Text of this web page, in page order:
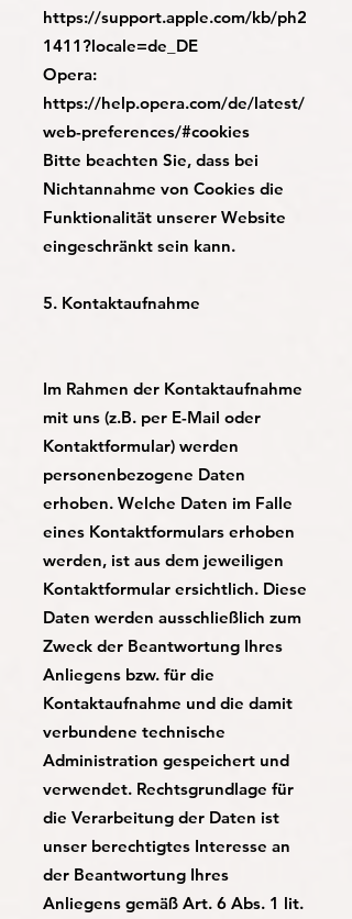
https://support.apple.com/kb/ph2
1411?locale=de_DE
Opera:
https://help.opera.com/de/latest/
web-preferences/#cookies
Bitte beachten Sie, dass bei
Nichtannahme von Cookies die
Funktionalität unserer Website
eingeschränkt sein kann.
5. Kontaktaufnahme
Im Rahmen der Kontaktaufnahme
mit uns (z.B. per E-Mail oder
Kontaktformular) werden
personenbezogene Daten
erhoben. Welche Daten im Falle
eines Kontaktformulars erhoben
werden, ist aus dem jeweiligen
Kontaktformular ersichtlich. Diese
Daten werden ausschließlich zum
Zweck der Beantwortung Ihres
Anliegens bzw. für die
Kontaktaufnahme und die damit
verbundene technische
Administration gespeichert und
verwendet. Rechtsgrundlage für
die Verarbeitung der Daten ist
unser berechtigtes Interesse an
der Beantwortung Ihres
Anliegens gemäß Art. 6 Abs. 1 lit.